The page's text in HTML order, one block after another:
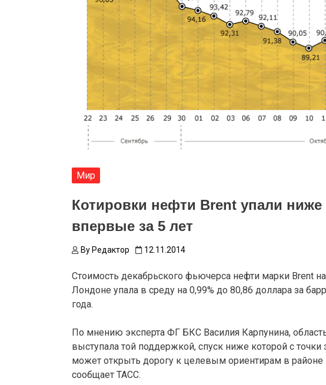
Мир
Котировки нефти Brent упали ниже
впервые за 5 лет
By Редактор 12.11.2014
Стоимость декабрьского фьючерса нефти марки Brent
Лондоне упала в среду на 0,99% до 80,86 доллара за
года.
По мнению эксперта ФГ БКС Василия Карпунина,
выступала той поддержкой, спуск ниже которой с точки
может открыть дорогу к целевым ориентирам в районе
сообщает ТАСС.